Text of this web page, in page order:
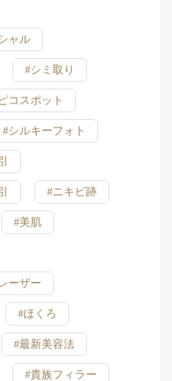
ャル
#シミ取り
コスポット
#シルキーフォト
#ニキビ跡
#美肌
ーザー
#ほくろ
#最新美容法
#貴族フィラー